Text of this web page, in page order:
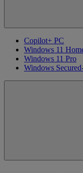
Copilot+ PC
Windows 11
Windows 11 Pro
Windows